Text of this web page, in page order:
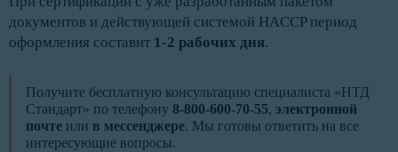
документов и действующей системой HACCP период
оформления составит 1-2 рабочих дня.
Получите бесплатную консультацию специалиста «НТД
Стандарт» по телефону 8-800-600-70-55, электронной
почте или в мессенджере. Мы готовы ответить на все
интересующие вопросы.